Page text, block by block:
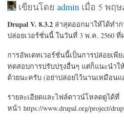
เขียนโดยadmin เมื่อ 5 พฤษ
Drupal V. 8.3.2 ล่าสุดออกมาให้ได้ทำ
ปล่อยเวอร์ชั่นนี้ ในวันที่ 3 พ.ค. 2560 ที่
การอัพเดทเวอร์ชั่นนี้เป็นการปล่อยเพี
ทดสอบการปรับปรุงอื่นๆ แต่ก็แนะนำใ
ด้วยนะครับ (อย่าปล่อยไว้นานเหมือนแ
รายละเอียดและไฟล์ดาวน์โหลดดูได้ที่
หน้า https://www.drupal.org/project/